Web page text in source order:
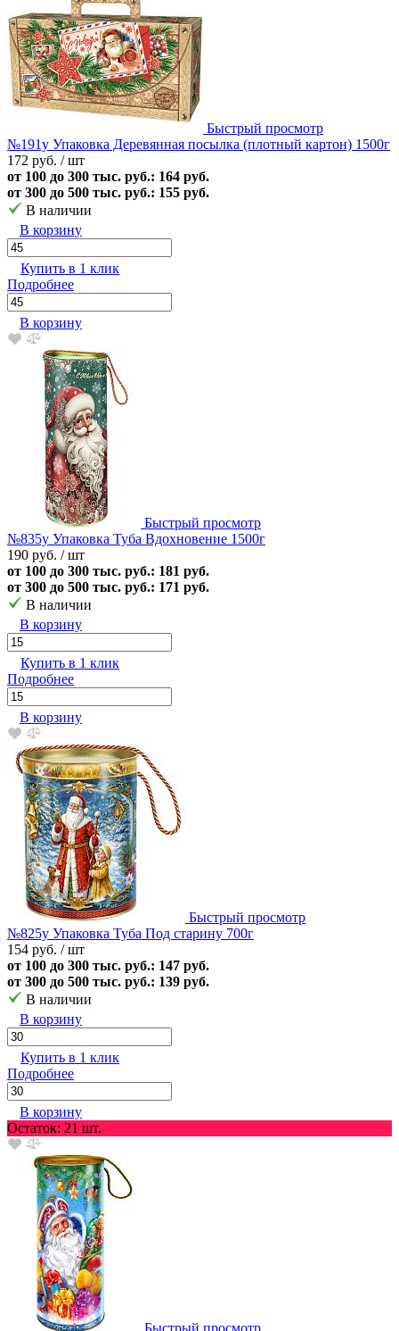
Быстрый просмотр
№191у Упаковка Деревянная посылка (плотный картон) 1500г
172 руб. / шт
от 100 до 300 тыс. руб.: 164 руб.
от 300 до 500 тыс. руб.: 155 руб.
В наличии
В корзину
Купить в 1 клик
Подробнее
В корзину
Быстрый просмотр
№835у Упаковка Туба Вдохновение 1500г
190 руб. / шт
от 100 до 300 тыс. руб.: 181 руб.
от 300 до 500 тыс. руб.: 171 руб.
В наличии
В корзину
Купить в 1 клик
Подробнее
В корзину
Быстрый просмотр
№825у Упаковка Туба Под старину 700г
154 руб. / шт
от 100 до 300 тыс. руб.: 147 руб.
от 300 до 500 тыс. руб.: 139 руб.
В наличии
В корзину
Купить в 1 клик
Подробнее
В корзину
Остаток: 21 шт.